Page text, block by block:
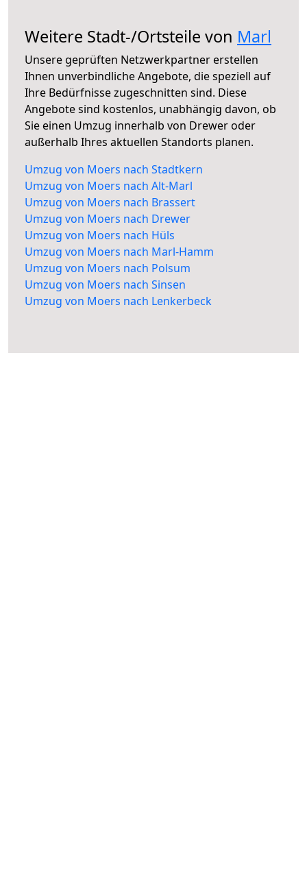
Weitere Stadt-/Ortsteile von Marl
Unsere geprüften Netzwerkpartner erstellen
Ihnen unverbindliche Angebote, die speziell auf
Ihre Bedürfnisse zugeschnitten sind. Diese
Angebote sind kostenlos, unabhängig davon, ob
Sie einen Umzug innerhalb von Drewer oder
außerhalb Ihres aktuellen Standorts planen.
Umzug von Moers nach Stadtkern
Umzug von Moers nach Alt-Marl
Umzug von Moers nach Brassert
Umzug von Moers nach Drewer
Umzug von Moers nach Hüls
Umzug von Moers nach Marl-Hamm
Umzug von Moers nach Polsum
Umzug von Moers nach Sinsen
Umzug von Moers nach Lenkerbeck